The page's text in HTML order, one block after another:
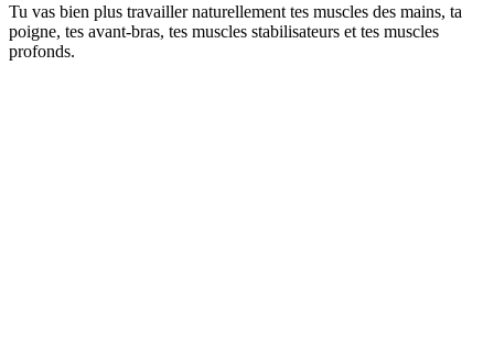
Tu vas bien plus travailler naturellement tes muscles des mains, ta
poigne, tes avant-bras, tes muscles stabilisateurs et tes muscles
profonds.